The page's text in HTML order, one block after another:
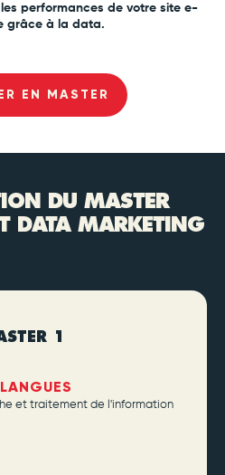
performances de votre site e-
grâce à la data.
EN MASTER
DU MASTER
DATA MARKETING
1
et traitement de l'information